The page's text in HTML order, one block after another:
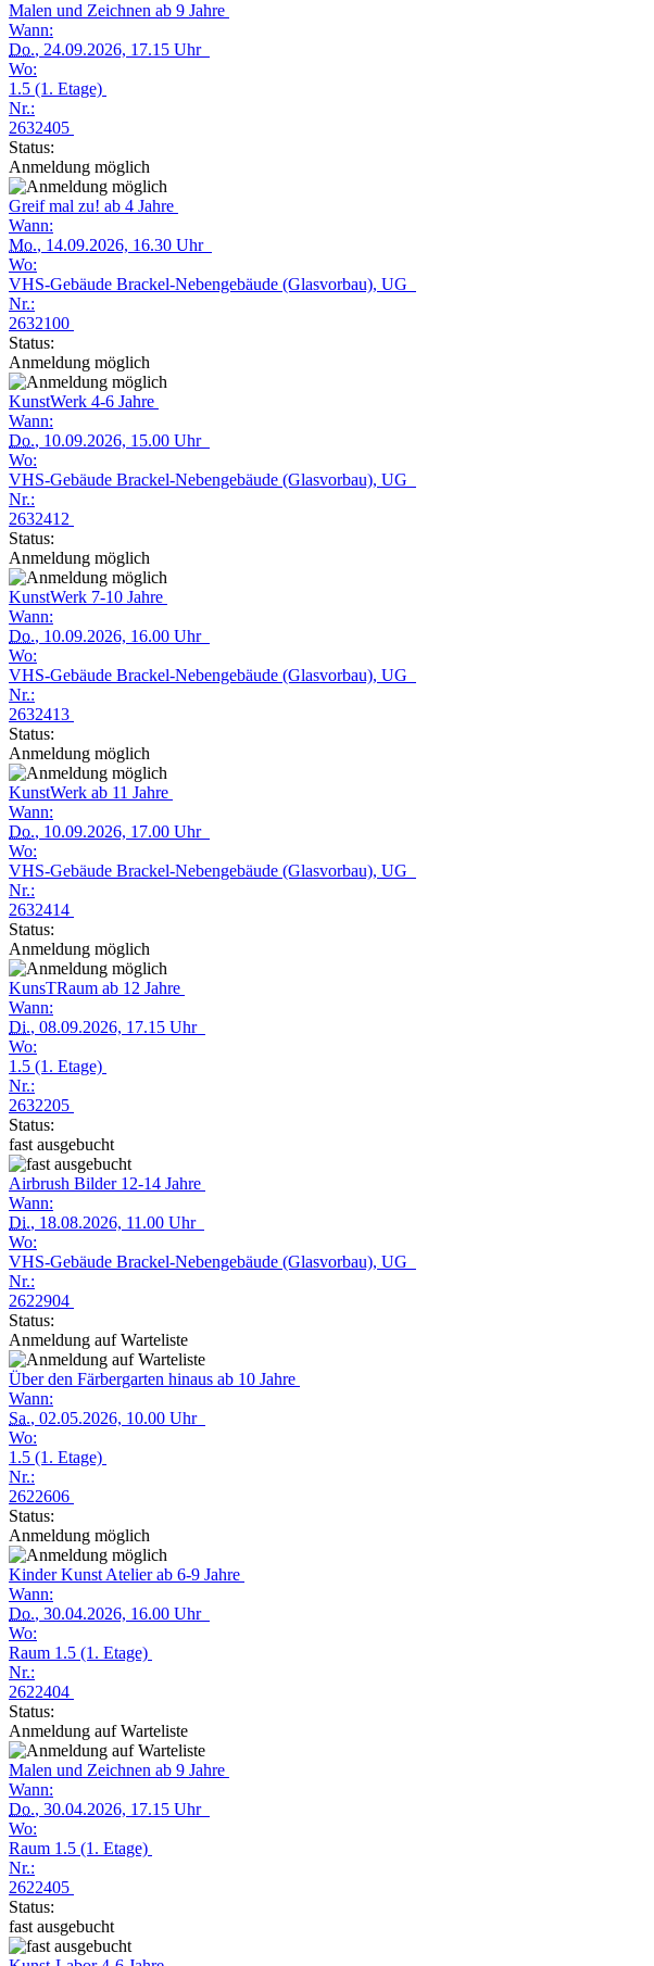
Malen und Zeichnen ab 9 Jahre
Wann:
Do., 24.09.2026, 17.15 Uhr
Wo:
1.5 (1. Etage)
Nr.:
2632405
Status:
Anmeldung möglich
Greif mal zu! ab 4 Jahre
Wann:
Mo., 14.09.2026, 16.30 Uhr
Wo:
VHS-Gebäude Brackel-Nebengebäude (Glasvorbau), UG
Nr.:
2632100
Status:
Anmeldung möglich
KunstWerk 4-6 Jahre
Wann:
Do., 10.09.2026, 15.00 Uhr
Wo:
VHS-Gebäude Brackel-Nebengebäude (Glasvorbau), UG
Nr.:
2632412
Status:
Anmeldung möglich
KunstWerk 7-10 Jahre
Wann:
Do., 10.09.2026, 16.00 Uhr
Wo:
VHS-Gebäude Brackel-Nebengebäude (Glasvorbau), UG
Nr.:
2632413
Status:
Anmeldung möglich
KunstWerk ab 11 Jahre
Wann:
Do., 10.09.2026, 17.00 Uhr
Wo:
VHS-Gebäude Brackel-Nebengebäude (Glasvorbau), UG
Nr.:
2632414
Status:
Anmeldung möglich
KunsTRaum ab 12 Jahre
Wann:
Di., 08.09.2026, 17.15 Uhr
Wo:
1.5 (1. Etage)
Nr.:
2632205
Status:
fast ausgebucht
Airbrush Bilder 12-14 Jahre
Wann:
Di., 18.08.2026, 11.00 Uhr
Wo:
VHS-Gebäude Brackel-Nebengebäude (Glasvorbau), UG
Nr.:
2622904
Status:
Anmeldung auf Warteliste
Über den Färbergarten hinaus ab 10 Jahre
Wann:
Sa., 02.05.2026, 10.00 Uhr
Wo:
1.5 (1. Etage)
Nr.:
2622606
Status:
Anmeldung möglich
Kinder Kunst Atelier ab 6-9 Jahre
Wann:
Do., 30.04.2026, 16.00 Uhr
Wo:
Raum 1.5 (1. Etage)
Nr.:
2622404
Status:
Anmeldung auf Warteliste
Malen und Zeichnen ab 9 Jahre
Wann:
Do., 30.04.2026, 17.15 Uhr
Wo:
Raum 1.5 (1. Etage)
Nr.:
2622405
Status:
fast ausgebucht